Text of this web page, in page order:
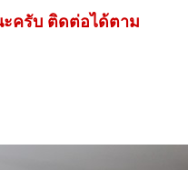
ครับ ติดต่อได้ตาม